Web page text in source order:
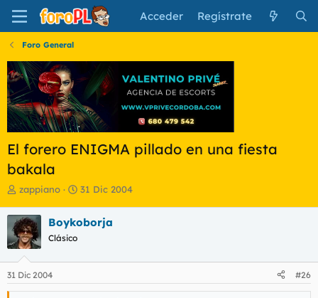
Acceder Regístrate
Foro General
El forero ENIGMA pillado en una fiesta
bakala
I
i
c
i
a
d
o
r
zappiano
F
h
e
n
31 Dic 2004
Boykoborja
Clásico
31 Dic 2004 #26